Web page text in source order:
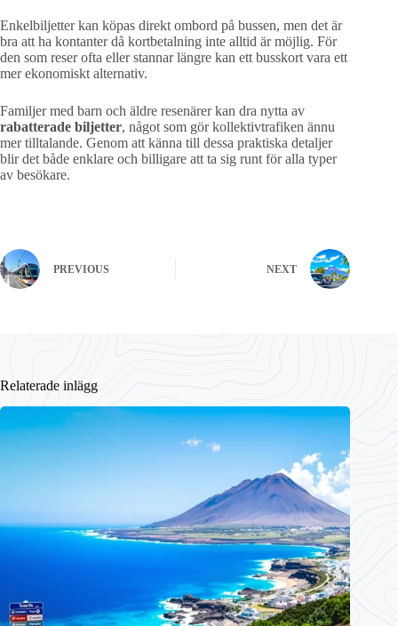
Enkelbiljetter kan köpas direkt ombord på bussen, men det är
bra att ha kontanter då kortbetalning inte alltid är möjlig. För
den som reser ofta eller stannar längre kan ett busskort vara ett
mer ekonomiskt alternativ.
Familjer med barn och äldre resenärer kan dra nytta av
rabatterade biljetter, något som gör kollektivtrafiken ännu
mer tilltalande. Genom att känna till dessa praktiska detaljer
blir det både enklare och billigare att ta sig runt för alla typer
av besökare.
PREVIOUS NEXT
Relaterade inlägg